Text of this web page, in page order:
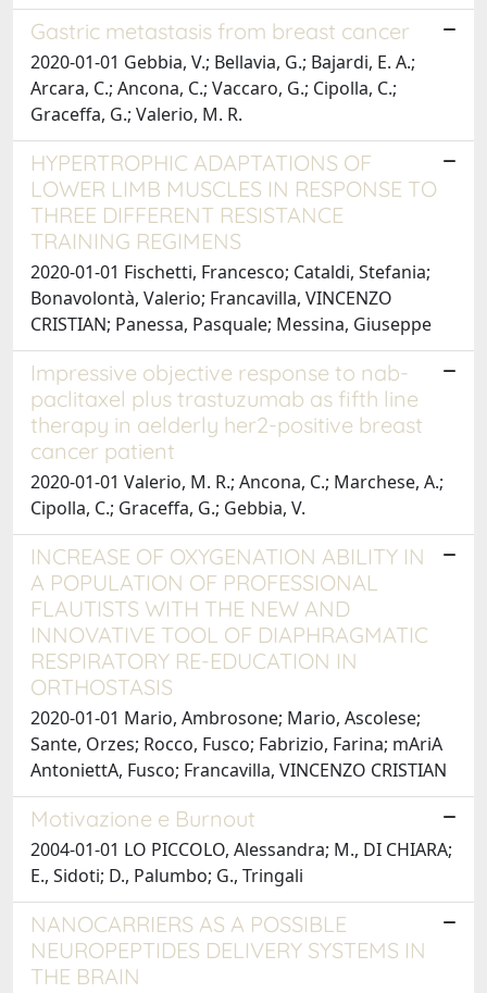
Gastric metastasis from breast cancer
2020-01-01 Gebbia, V.; Bellavia, G.; Bajardi, E. A.;
Arcara, C.; Ancona, C.; Vaccaro, G.; Cipolla, C.;
Graceffa, G.; Valerio, M. R.
HYPERTROPHIC ADAPTATIONS OF
LOWER LIMB MUSCLES IN RESPONSE TO
THREE DIFFERENT RESISTANCE
TRAINING REGIMENS
2020-01-01 Fischetti, Francesco; Cataldi, Stefania;
Bonavolontà, Valerio; Francavilla, VINCENZO
CRISTIAN; Panessa, Pasquale; Messina, Giuseppe
Impressive objective response to nab-
paclitaxel plus trastuzumab as fifth line
therapy in aelderly her2-positive breast
cancer patient
2020-01-01 Valerio, M. R.; Ancona, C.; Marchese, A.;
Cipolla, C.; Graceffa, G.; Gebbia, V.
INCREASE OF OXYGENATION ABILITY IN
A POPULATION OF PROFESSIONAL
FLAUTISTS WITH THE NEW AND
INNOVATIVE TOOL OF DIAPHRAGMATIC
RESPIRATORY RE-EDUCATION IN
ORTHOSTASIS
2020-01-01 Mario, Ambrosone; Mario, Ascolese;
Sante, Orzes; Rocco, Fusco; Fabrizio, Farina; mAriA
AntoniettA, Fusco; Francavilla, VINCENZO CRISTIAN
Motivazione e Burnout
2004-01-01 LO PICCOLO, Alessandra; M., DI CHIARA;
E., Sidoti; D., Palumbo; G., Tringali
NANOCARRIERS AS A POSSIBLE
NEUROPEPTIDES DELIVERY SYSTEMS IN
THE BRAIN